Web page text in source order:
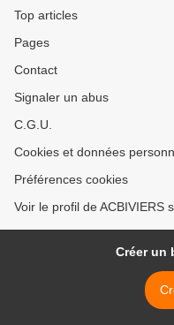
Top articles
Pages
Contact
Signaler un abus
C.G.U.
Cookies et données
Préférences cookies
Voir le profil de ACBIVIERS
Créer un